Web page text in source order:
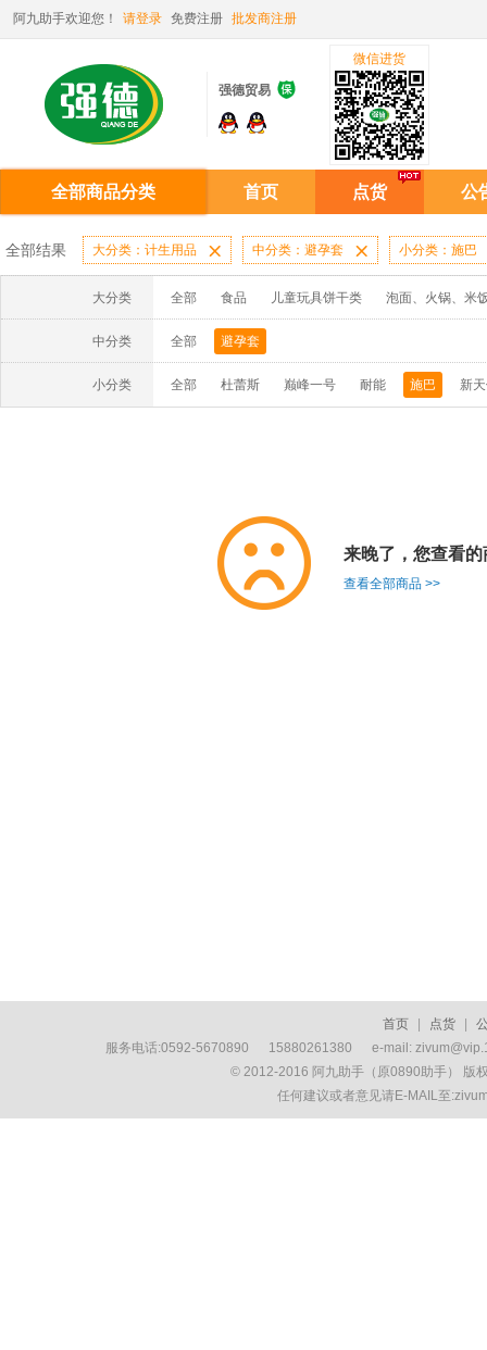
阿九助手欢迎您！ 请登录 免费注册 批发商注册
强德贸易 
微信进货
全部商品分类 首页 点货 公
全部结果 大分类：计生用品  中分类：避孕套  小分类：施巴
大分类 全部 食品 儿童玩具饼干类 泡面、火锅、米
中分类 全部 避孕套
小分类 全部 杜蕾斯 巅峰一号 耐能 施巴 新
来晚了，您查看
查看全部商品 >>
首页 点货
服务电话:0592-5670890 15880261380 e-mail:
© 2012-2016 阿九助手（原0890助手） 版
任何建议或者意见请E-MAIL至